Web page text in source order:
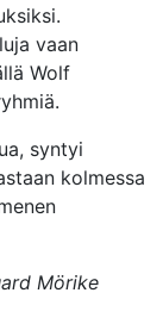
vaan
Wolf
syntyi
kolmessa
Mörike